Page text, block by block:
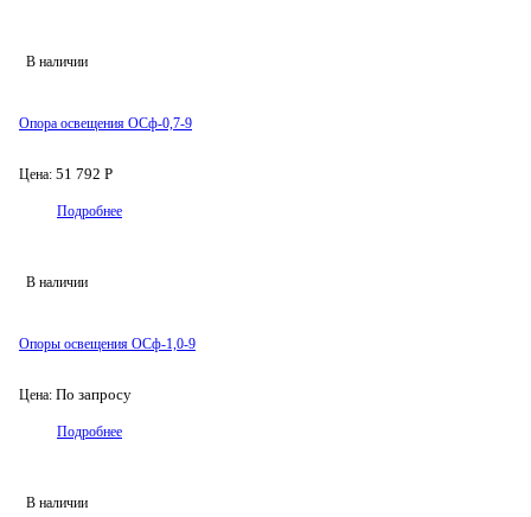
В наличии
Опора освещения ОСф-0,7-9
Цена: 51 792 Р
Подробнее
В наличии
Опоры освещения ОСф-1,0-9
Цена: По запросу
Подробнее
В наличии